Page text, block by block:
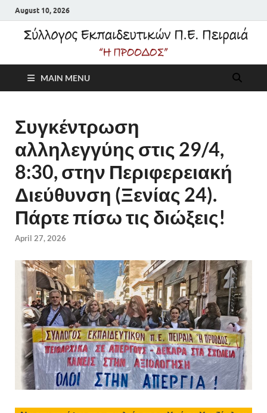
August 10, 2026
Σύλλογος
Εκπαιδευτικών Π.Ε.
Πειραιά "Η Πρόοδος"
MAIN MENU
Συγκέντρωση
αλληλεγγύης στις 29/4,
8:30, στην Περιφερειακή
Διεύθυνση (Ξενίας 24).
Πάρτε πίσω τις διώξεις!
April 27, 2026